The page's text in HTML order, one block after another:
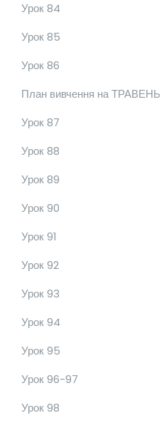
Урок 84
Урок 85
Урок 86
План вивчення на ТРАВЕНЬ
Урок 87
Урок 88
Урок 89
Урок 90
Урок 91
Урок 92
Урок 93
Урок 94
Урок 95
Урок 96-97
Урок 98